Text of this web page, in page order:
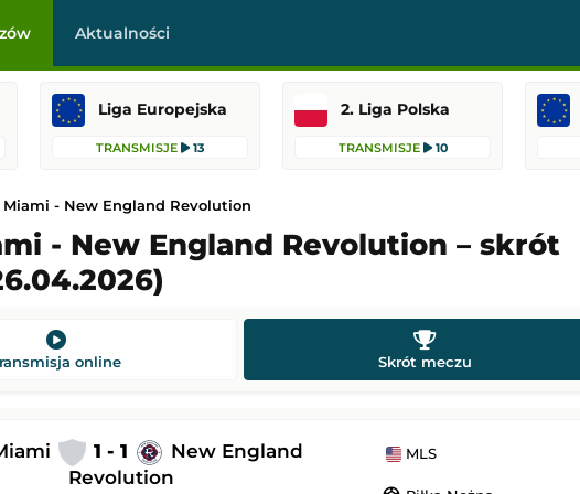
Aktualności
Liga Europejska
TRANSMISJE 13
2. Liga Polska
TRANSMISJE 10
Miami - New England Revolution
- Legia Warszawa
Mecz towarzyski
Dodany: 08.08.2026 19:30
- New England Revolution – skrót
online Skrót meczu
1 - 1
New England
Revolution
MLS